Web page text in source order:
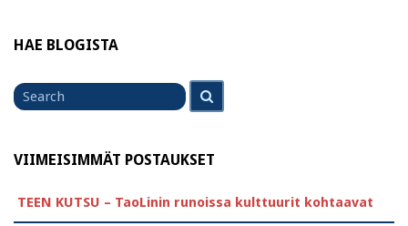
HAE BLOGISTA
Search
for
VIIMEISIMMÄT POSTAUKSET
TEEN KUTSU – TaoLinin runoissa kulttuurit kohtaavat